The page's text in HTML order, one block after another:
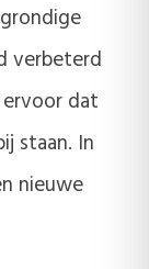
verbeterd
dat
staan. In
nieuwe